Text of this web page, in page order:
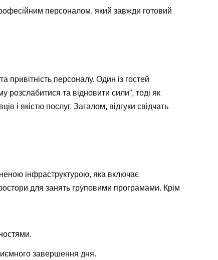
персоналом, який завжди готовий
привітність персоналу. Один із гостей
та відновити сили”, тоді як
і якістю послуг. Загалом, відгуки свідчать
інфраструктурою, яка включає
для занять груповими програмами. Крім
завершення дня.